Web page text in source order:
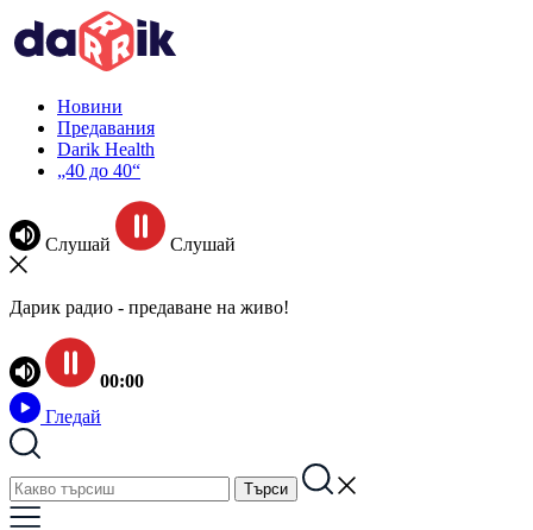
Новини
Предавания
Darik Health
„40 до 40“
Слушай Слушай
Дарик радио - предаване на живо!
00:00
Гледай